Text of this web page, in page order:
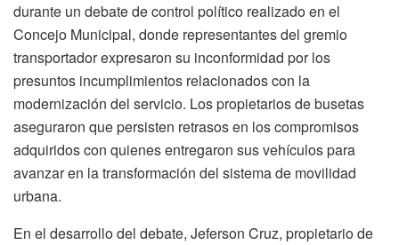
durante un debate de control político realizado en el
Concejo Municipal, donde representantes del gremio
transportador expresaron su inconformidad por los
presuntos incumplimientos relacionados con la
modernización del servicio. Los propietarios de busetas
aseguraron que persisten retrasos en los compromisos
adquiridos con quienes entregaron sus vehículos para
avanzar en la transformación del sistema de movilidad
urbana.
En el desarrollo del debate, Jeferson Cruz, propietario de